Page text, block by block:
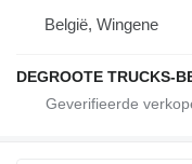
België, Wingene
DEGROOTE TRUCKS-